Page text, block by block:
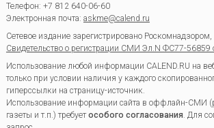
Телефон: +7 812 640-06-60
Электронная почта: askme@calend.ru
Сетевое издание зарегистрировано Роскомнадзором,
Свидетельство о регистрации СМИ Эл.N ФС77-56859
Использование любой информации CALEND.RU на
только при условии наличия у каждого
гиперссылки на страницу-источник.
Использование информации сайта в оффлайн-СМИ
газеты и т.п.) требуетособого согласования . Для